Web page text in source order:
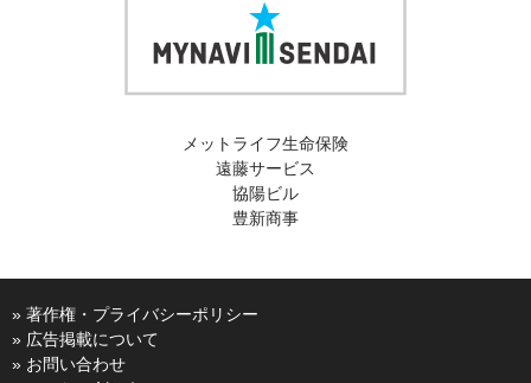
メットライフ生命保険
遠藤サービス
協陽ビル
豊新商事
» 著作権・プライバシーポリシー
» 広告掲載について
» お問い合わせ